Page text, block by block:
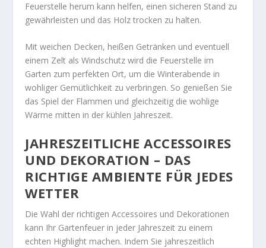
Feuerstelle herum kann helfen, einen sicheren Stand zu
gewährleisten und das Holz trocken zu halten.
Mit weichen Decken, heißen Getränken und eventuell
einem Zelt als Windschutz wird die Feuerstelle im
Garten zum perfekten Ort, um die Winterabende in
wohliger Gemütlichkeit zu verbringen. So genießen Sie
das Spiel der Flammen und gleichzeitig die wohlige
Wärme mitten in der kühlen Jahreszeit.
JAHRESZEITLICHE ACCESSOIRES
UND DEKORATION – DAS
RICHTIGE AMBIENTE FÜR JEDES
WETTER
Die Wahl der richtigen Accessoires und Dekorationen
kann Ihr Gartenfeuer in jeder Jahreszeit zu einem
echten Highlight machen. Indem Sie jahreszeitlich